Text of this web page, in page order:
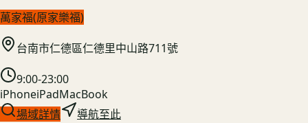
萬家福(原家樂福)
台南市仁德區仁德里中山路711號
9:00-23:00
iPhoneiPadMacBook
場域詳情
導航至此